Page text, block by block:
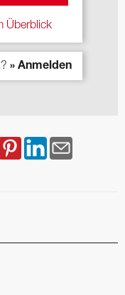
Überblick
» Anmelden